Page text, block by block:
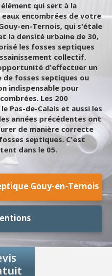
qui sert à la
encombrées de votre
en-Ternois, qui s'étale
la densité urbaine de 30,
les fosses septiques
collectif.
d'effectuer un
de fosses septiques ou
indispensable pour
Les 200
Pas-de-Calais et aussi les
années précédentes ont
de manière correcte
septiques. C'est
dans le 05.
Gouy-en-Ternois